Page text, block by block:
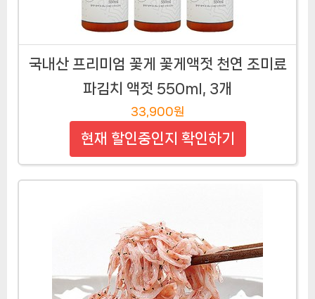
국내산 프리미엄 꽃게 꽃게액젓 천연 조미료
파김치 액젓 550ml, 3개
33,900원
현재 할인중인지 확인하기